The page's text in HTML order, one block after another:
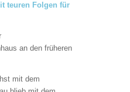
teuren Folgen für
an den früheren
mit dem